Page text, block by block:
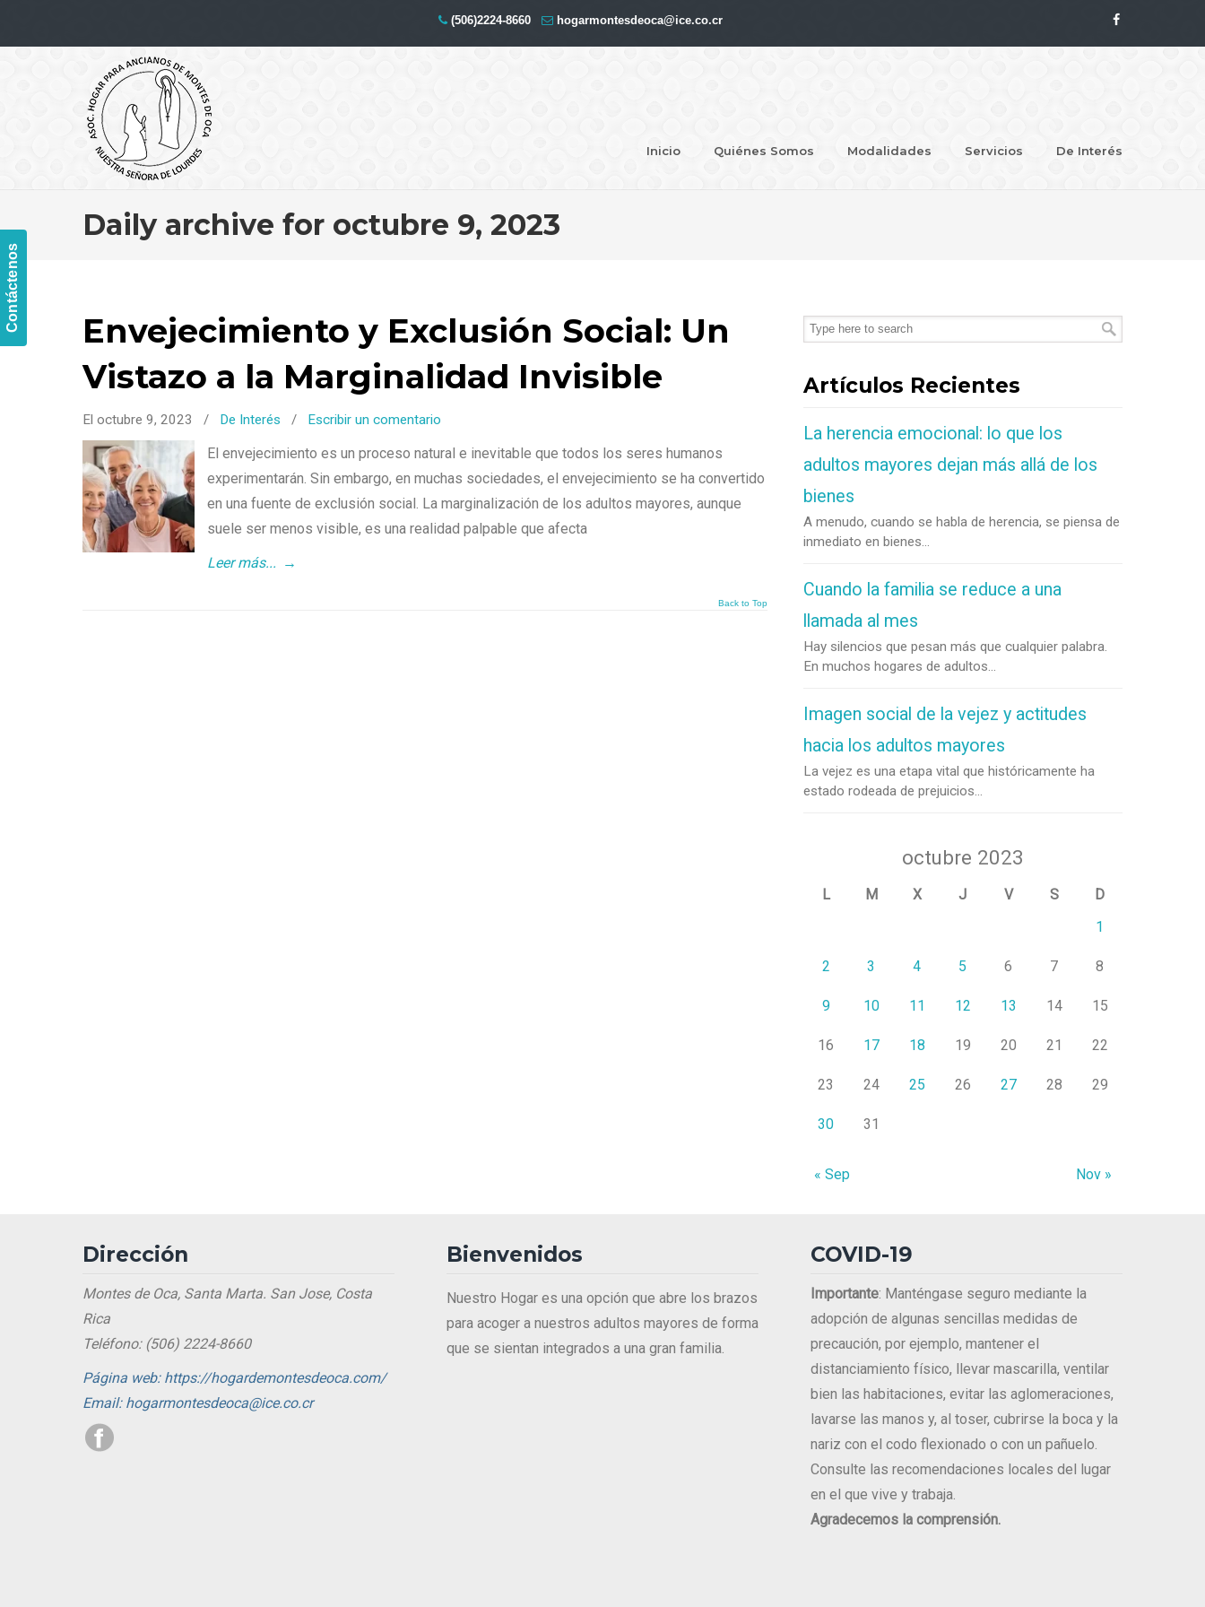
Contáctenos
(506)2224-8660 hogarmontesdeoca@ice.co.cr
Inicio Quiénes Somos Modalidades Servicios
De Interés
Navigation
Daily archive for octubre 9, 2023
Envejecimiento y Exclusión Social: Un
Vistazo a la Marginalidad Invisible
El octubre 9, 2023 / De Interés / Escribir un comentario
El envejecimiento es un proceso natural e inevitable que todos los seres humanos
experimentarán. Sin embargo, en muchas sociedades, el envejecimiento se ha convertido
en una fuente de exclusión social. La marginalización de los adultos mayores, aunque
suele ser menos visible, es una realidad palpable que afecta
Leer más... →
Back to Top
Artículos Recientes
La herencia emocional: lo que los
adultos mayores dejan más allá de los
bienes
A menudo, cuando se habla de herencia, se piensa de
inmediato en bienes...
Cuando la familia se reduce a una
llamada al mes
Hay silencios que pesan más que cualquier palabra.
En muchos hogares de adultos...
Imagen social de la vejez y actitudes
hacia los adultos mayores
La vejez es una etapa vital que históricamente ha
estado rodeada de prejuicios...
octubre 2023
L M X J V S
D
1
2 3 4 5 6 7 8
9 10 11 12 13 14 15
16 17 18 19 20 21 22
23 24 25 26 27 28 29
30 31
« Sep Nov »
Dirección
Montes de Oca, Santa Marta. San Jose, Costa
Rica
Teléfono: (506) 2224-8660
Página web: https://hogardemontesdeoca.com/
Email: hogarmontesdeoca@ice.co.cr
Bienvenidos
Nuestro Hogar es una opción que abre los brazos
para acoger a nuestros adultos mayores de forma
que se sientan integrados a una gran familia.
COVID-19
Importante: Manténgase seguro mediante la
adopción de algunas sencillas medidas de
precaución, por ejemplo, mantener el
distanciamiento físico, llevar mascarilla, ventilar
bien las habitaciones, evitar las aglomeraciones,
lavarse las manos y, al toser, cubrirse la boca y la
nariz con el codo flexionado o con un pañuelo.
Consulte las recomendaciones locales del lugar
en el que vive y trabaja.
Agradecemos la comprensión.